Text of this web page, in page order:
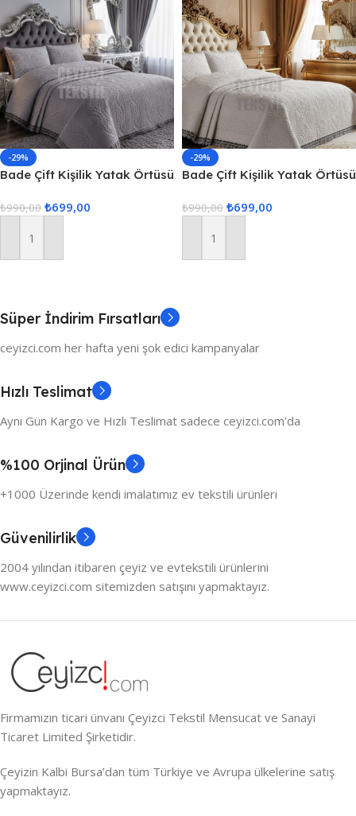
-29%
Bade Çift Kişilik Yatak Örtüsü
₺990,00 ₺699,00
Sepete Ekle
-29%
Bade Çift Kişilik Yatak Örtüsü
₺990,00 ₺699,00
Sepete Ekle
Süper İndirim Fırsatları
ceyizci.com her hafta yeni şok edici kampanyalar
Hızlı Teslimat
Aynı Gün Kargo ve Hızlı Teslimat sadece ceyizci.com'da
%100 Orjinal Ürün
+1000 Üzerinde kendi imalatımız ev tekstili ürünleri
Güvenilirlik
2004 yılından itibaren çeyiz ve evtekstili ürünlerini
www.ceyizci.com sitemizden satışını yapmaktayız.
Firmamızın ticari ünvanı Çeyizci Tekstil Mensucat ve Sanayi
Ticaret Limited Şirketidir.
Çeyizin Kalbi Bursa’dan tüm Türkiye ve Avrupa ülkelerine satış
yapmaktayız.